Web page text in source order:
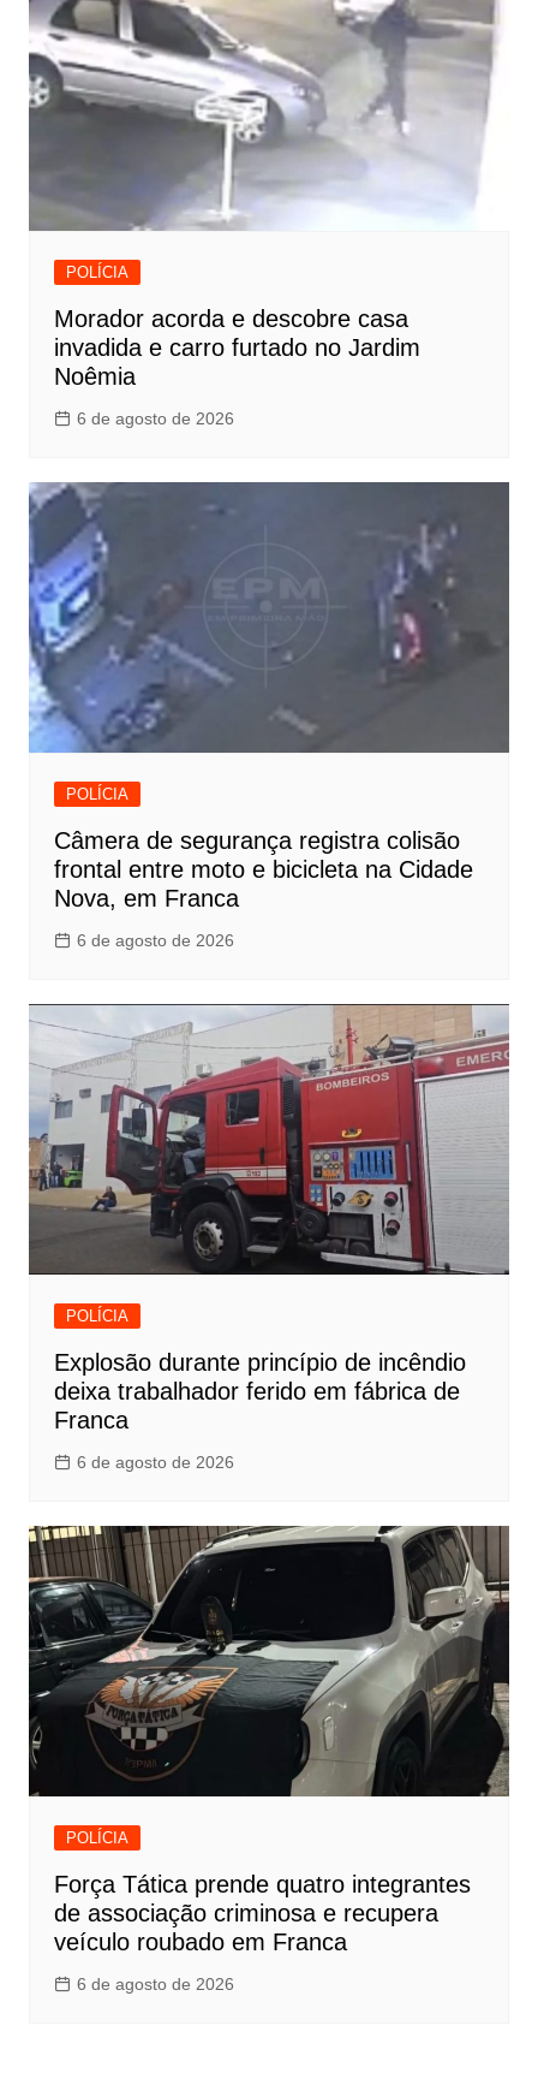
POLÍCIA
Morador acorda e descobre casa
invadida e carro furtado no Jardim
Noêmia
6 de agosto de 2026
POLÍCIA
Câmera de segurança registra colisão
frontal entre moto e bicicleta na Cidade
Nova, em Franca
6 de agosto de 2026
POLÍCIA
Explosão durante princípio de incêndio
deixa trabalhador ferido em fábrica de
Franca
6 de agosto de 2026
POLÍCIA
Força Tática prende quatro integrantes
de associação criminosa e recupera
veículo roubado em Franca
6 de agosto de 2026